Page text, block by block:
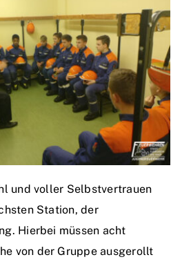
und voller Selbstvertrauen
Station, der
Hierbei müssen acht
von der Gruppe ausgerollt